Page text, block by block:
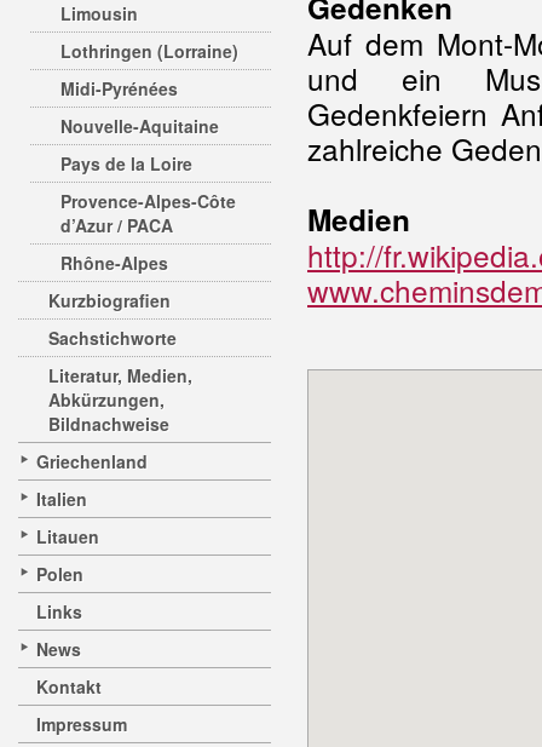
Limousin
Lothringen (Lorraine)
Midi-Pyrénées
Nouvelle-Aquitaine
Pays de la Loire
Provence-Alpes-Côte
d’Azur / PACA
Rhône-Alpes
Kurzbiografien
Sachstichworte
Literatur, Medien,
Abkürzungen,
Bildnachweise
Griechenland
Italien
Litauen
Polen
Links
News
Kontakt
Impressum
Auf dem Mont-
und ein
Gedenkfeiern
zahlreiche
Medien
http://